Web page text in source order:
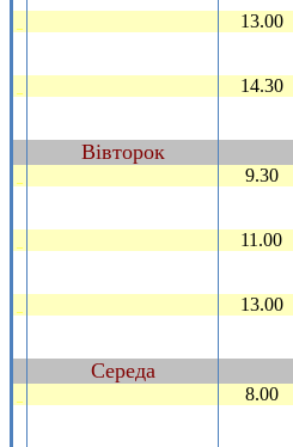
13.00
14.30
Вiвторок
9.30
11.00
13.00
Середа
8.00